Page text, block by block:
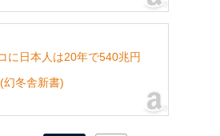
に日本人は20年で540兆円
幻冬舎新書)